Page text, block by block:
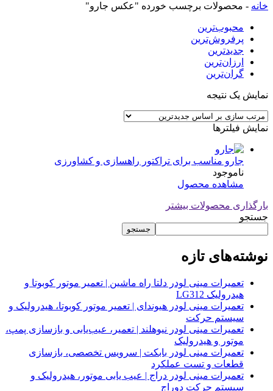
خانه - محصولات برچسب خورده "عکس جارو"
محبوب‌ترین
پرفروش‌ترین
جدیدترین
ارزان‌ترین
گران‌ترین
نمایش یک نتیجه
نمایش فیلترها
جارو مناسب برای تراکتور راهسازی و کشاورزی
ناموجود
مشاهده محصول
بارگذاری محصولات بیشتر
جستجو
جستجو
نوشته‌های تازه
تعمیرات مینی لودر دلتا راه ماشین | تعمیر موتور کوبوتا و
هیدرولیک LG312
تعمیرات مینی لودر هیوندای | تعمیر موتور کوبوتا، هیدرولیک و
سیستم حرکت
تعمیرات مینی لودر نیوهلند | تعمیر، عیب‌یابی و بازسازی پمپ،
موتور و هیدرولیک
تعمیرات مینی لودر بابکت | سرویس تخصصی، بازسازی
قطعات و تست عملکرد
تعمیرات مینی لودر دراج | عیب یابی موتور، هیدرولیک و
سیستم حرکت دوراج